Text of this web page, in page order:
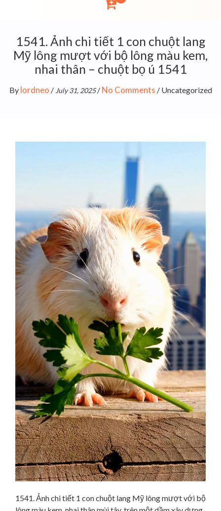
1541. Ảnh chi tiết 1 con chuột lang
Mỹ lông mượt với bộ lông màu kem,
nhai thân – chuột bọ ú 1541
By lordneo / July 31, 2025/ No Comments / Uncategorized
1541. Ảnh chi tiết 1 con chuột lang Mỹ lông mượt với bộ